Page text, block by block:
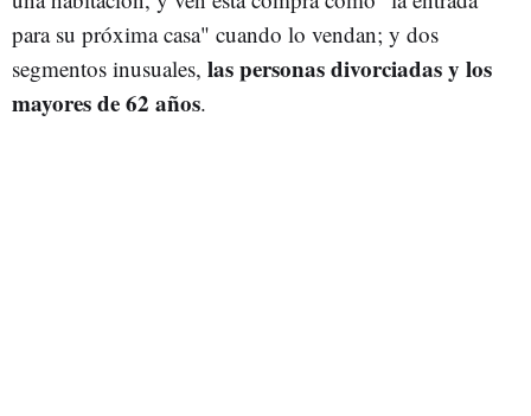
para su próxima casa" cuando lo vendan; y dos
segmentos inusuales, las personas divorciadas y los
mayores de 62 años.